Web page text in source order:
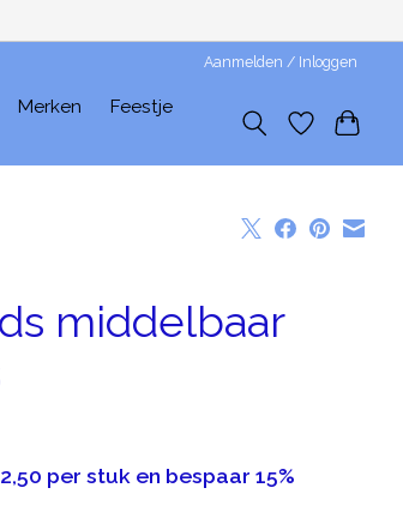
Aanmelden / Inloggen
Merken
Feestje
middelbaar
per stuk en bespaar 15%